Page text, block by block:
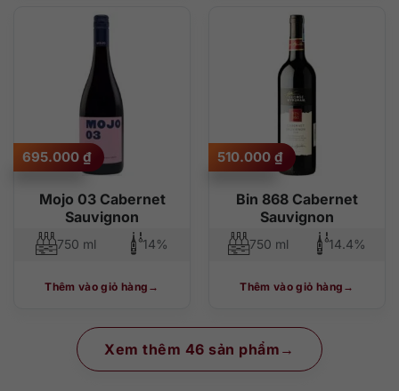
Mojo 03 Cabernet
Sauvignon
695.000 ₫
750 ml 14%
Thêm vào giỏ hàng
Bin 868 Cabernet
Sauvignon
510.000 ₫
750 ml 14.4%
Thêm vào giỏ hàng
Xem thêm 46 sản phẩm